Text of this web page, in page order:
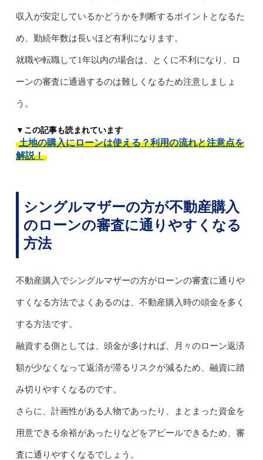
収入が安定しているかどうかを判断するポイントとなるた
め、勤続年数は長いほど有利になります。
就職や転職して1年以内の場合は、とくに不利になり、ロ
ーンの審査に通過するのは難しくなるため注意しましょ
う。
▼この記事も読まれています
土地の購入にローンは使える？利用の流れと注意点を
解説！
シングルマザーの方が不動産購入
のローンの審査に通りやすくなる
方法
不動産購入でシングルマザーの方がローンの審査に通りや
すくなる方法でよくあるのは、不動産購入時の頭金を多く
する方法です。
融資する側としては、頭金が多ければ、月々のローン返済
額が少なくなって返済が滞るリスクが減るため、融資に踏
み切りやすくなるのです。
さらに、計画性がある人物であったり、まとまった資金を
用意できる余裕があったりなどをアピールできるため、審
査に通りやすくなるでしょう。